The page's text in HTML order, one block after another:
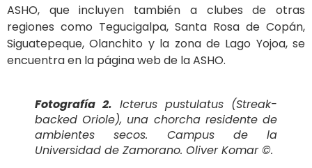
ASHO, que incluyen también a clubes de otras
regiones como Tegucigalpa, Santa Rosa de Copán,
Siguatepeque, Olanchito y la zona de Lago Yojoa, se
encuentra en la página web de la ASHO.
Fotografía 2. Icterus pustulatus (Streak-
backed Oriole), una chorcha residente de
ambientes secos. Campus de la
Universidad de Zamorano. Oliver Komar ©.